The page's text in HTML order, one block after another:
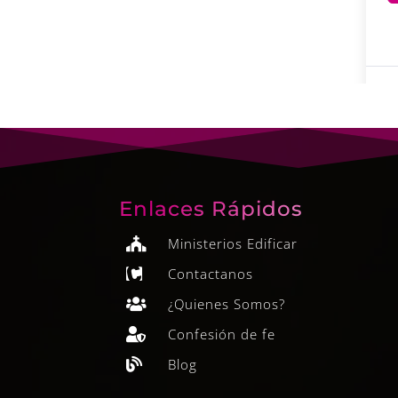
Enlaces Rápidos
 Ministerios Edificar
 Contactanos
 ¿Quienes Somos?
 Confesión de fe
 Blog